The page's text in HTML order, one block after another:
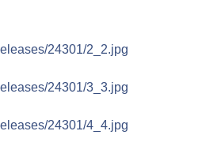
24301/2_2.jpg
24301/3_3.jpg
24301/4_4.jpg